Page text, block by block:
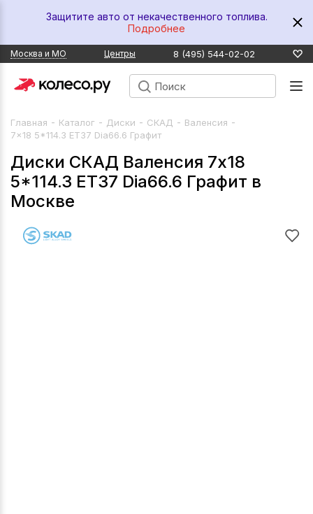
Защитите авто от некачественного топлива.
Подробнее
Москва и МО Центры 8 (495) 544-02-02
Главная - Каталог - Диски - СКАД - Валенсия -
7x18 5*114.3 ET37 Dia66.6 Графит
Диски СКАД Валенсия 7x18
5*114.3 ET37 Dia66.6 Графит в
Москве